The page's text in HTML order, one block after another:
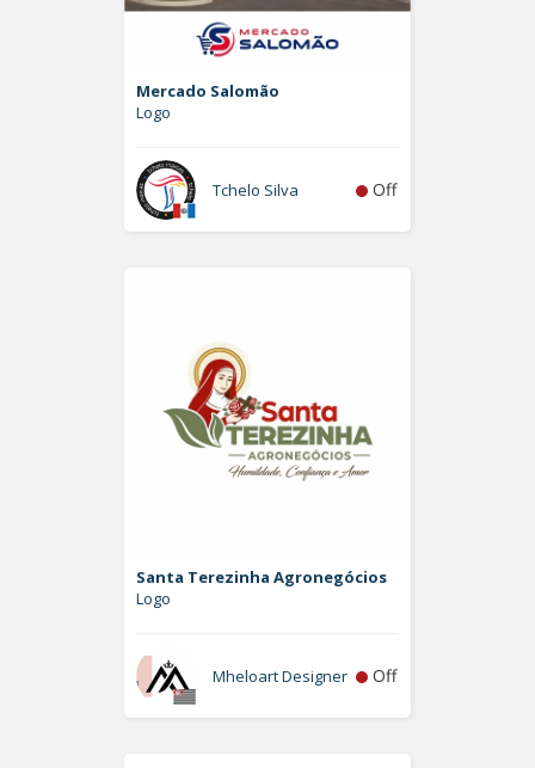
Mercado Salomão
Logo
Tchelo Silva Off
Santa Terezinha Agronegócios
Logo
Mheloart Designer Off